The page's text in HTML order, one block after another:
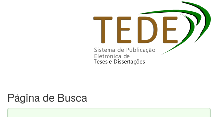
Página de Busca